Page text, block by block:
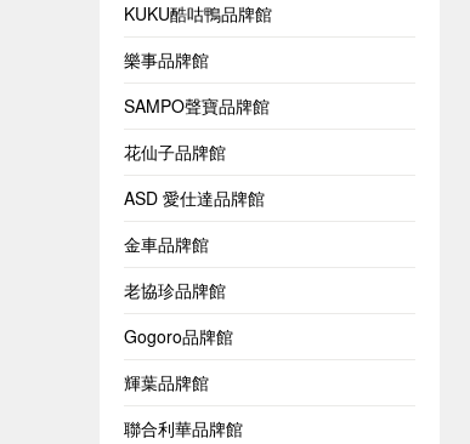
KUKU酷咕鴨品牌館
樂事品牌館
SAMPO聲寶品牌館
花仙子品牌館
ASD 愛仕達品牌館
金車品牌館
老協珍品牌館
Gogoro品牌館
輝葉品牌館
聯合利華品牌館